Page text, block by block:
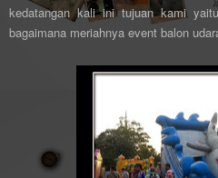
kedatangan kali ini tujuan kami
bagaimana meriahnya event balon